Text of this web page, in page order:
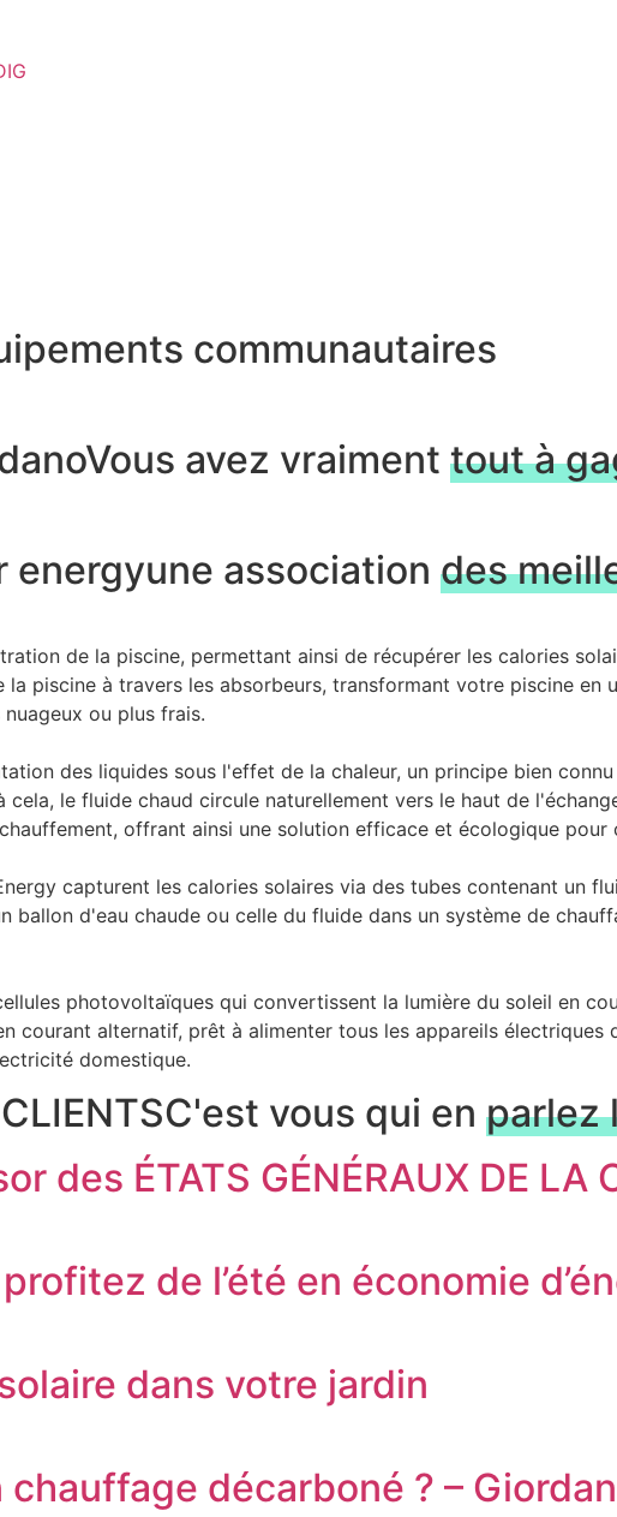
communautaires
Vous avez vraiment tout à
energyune association des
de la piscine, permettant ainsi de récupérer les calories
piscine à travers les absorbeurs, transformant votre piscine en
ou plus frais.
des liquides sous l'effet de la chaleur, un principe bien
le fluide chaud circule naturellement vers le haut de
offrant ainsi une solution efficace et écologique pour
capturent les calories solaires via des tubes contenant un
ballon d'eau chaude ou celle du fluide dans un système de
photovoltaïques qui convertissent la lumière du soleil en
courant alternatif, prêt à alimenter tous les appareils
domestique.
C'est vous qui en parlez
des ÉTATS GÉNÉRAUX DE LA
de l’été en économie
dans votre jardin
décarboné ? –